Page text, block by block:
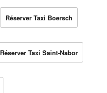
Réserver Taxi Boersch
Réserver Taxi Saint-Nabor